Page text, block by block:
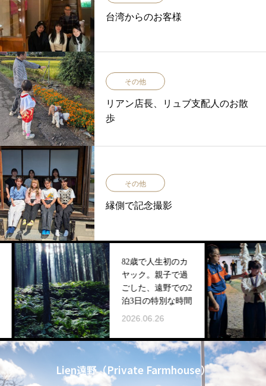
台湾からのお客様
その他
リアン店長、リュブ支配人のお散
歩
その他
縁側で記念撮影
82歳で人生初のカ
ヤック。親子で過
ごした、遠野での2
泊3日の特別な時間
2026.06.26
Lien遠野（Private Farmhouse）